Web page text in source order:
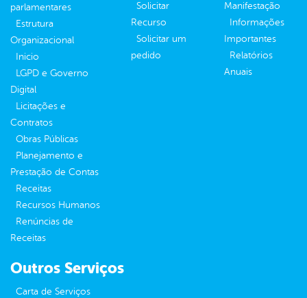
parlamentares
Estrutura
Organizacional
Inicio
LGPD e Governo
Digital
Licitações e
Contratos
Obras Públicas
Planejamento e
Prestação de Contas
Receitas
Recursos Humanos
Renúncias de
Receitas
Solicitar
Recurso
Solicitar um
pedido
Manifestação
Informações
Importantes
Relatórios
Anuais
Outros Serviços
Carta de Serviços